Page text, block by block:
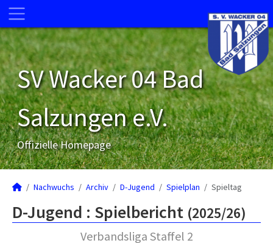
SV Wacker 04 Bad
Salzungen e.V.
Offizielle Homepage
Nachwuchs Archiv D-Jugend Spielplan Spieltag
D-Jugend : Spielbericht (2025/26)
Verbandsliga Staffel 2